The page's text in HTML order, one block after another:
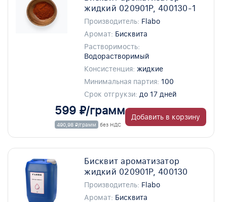
жидкий 020901P, 400130-1
Производитель: Flabo
Аромат: Бисквита
Растворимость:
Водорастворимый
Консистенция: жидкие
Минимальная партия: 100
Срок отгрукзи: до 17 дней
599 ₽/грамм
490,98 ₽/грамм без НДС
Добавить в корзину
Бисквит ароматизатор
жидкий 020901P, 400130
Производитель: Flabo
Аромат: Бисквита